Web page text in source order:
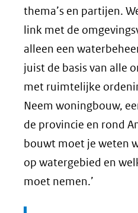
thema’s en partijen.
link met de
alleen een
juist de basis van alle
met ruimtelijke
Neem woningbouw,
de provincie en rond
bouwt moet je weten
op watergebied en
moet nemen.’